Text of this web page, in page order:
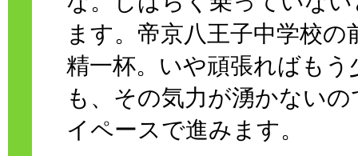
ます。帝京八王子中学校
精一杯。いや頑張ればも
も、その気力が湧かない
イペースで進みます。